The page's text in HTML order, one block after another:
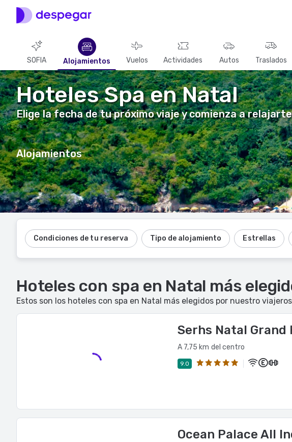
SOFIA Alojamientos Vuelos Actividades Autos Traslados
Hoteles Spa en Natal
Elige la fecha de tu próximo viaje y comienza a
Alojamientos
Condiciones de tu reserva Tipo de alojamiento Estrellas
Hoteles con spa en Natal más
Estos son los hoteles con spa en Natal más elegidos por nuestro viajeros
Serhs Natal Grand
A 7,75 km del centro
9.0
Ocean Palace All